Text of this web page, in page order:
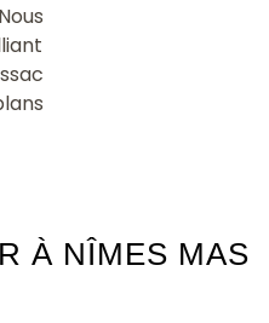
À NÎMES MAS